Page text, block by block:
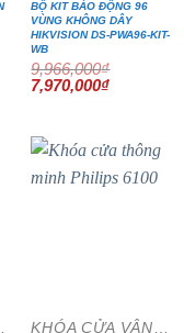
BỘ KIT BÁO ĐỘNG 96
VÙNG KHÔNG DÂY
HIKVISION DS-PWA96-KIT-
WB
9,966,000₫
Giá
gốc
7,970,000₫Giá